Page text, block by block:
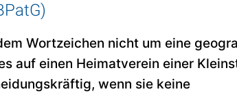
Wortzeichen nicht um eine
auf einen Heimatverein einer
wenn sie keine